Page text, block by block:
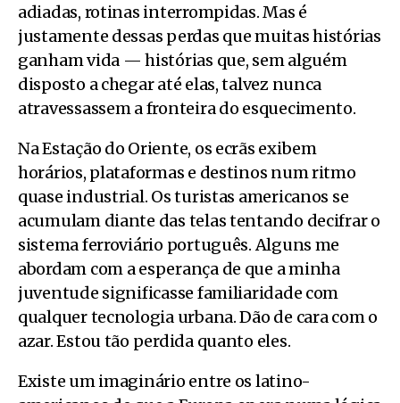
adiadas, rotinas interrompidas. Mas é
justamente dessas perdas que muitas histórias
ganham vida — histórias que, sem alguém
disposto a chegar até elas, talvez nunca
atravessassem a fronteira do esquecimento.
Na Estação do Oriente, os ecrãs exibem
horários, plataformas e destinos num ritmo
quase industrial. Os turistas americanos se
acumulam diante das telas tentando decifrar o
sistema ferroviário português. Alguns me
abordam com a esperança de que a minha
juventude significasse familiaridade com
qualquer tecnologia urbana. Dão de cara com o
azar. Estou tão perdida quanto eles.
Existe um imaginário entre os latino-